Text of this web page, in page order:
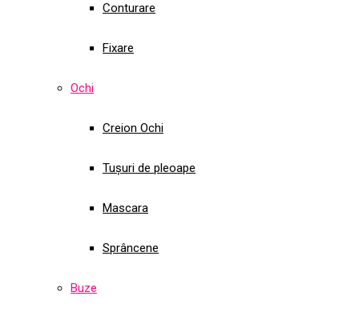
Conturare
Fixare
Ochi
Creion Ochi
Tușuri de pleoape
Mascara
Sprâncene
Buze